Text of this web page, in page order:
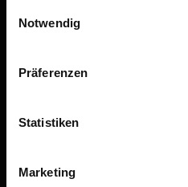
Notwendig
Präferenzen
Statistiken
Marketing
Durchaus. Ein
DER
Ähnlich spannend